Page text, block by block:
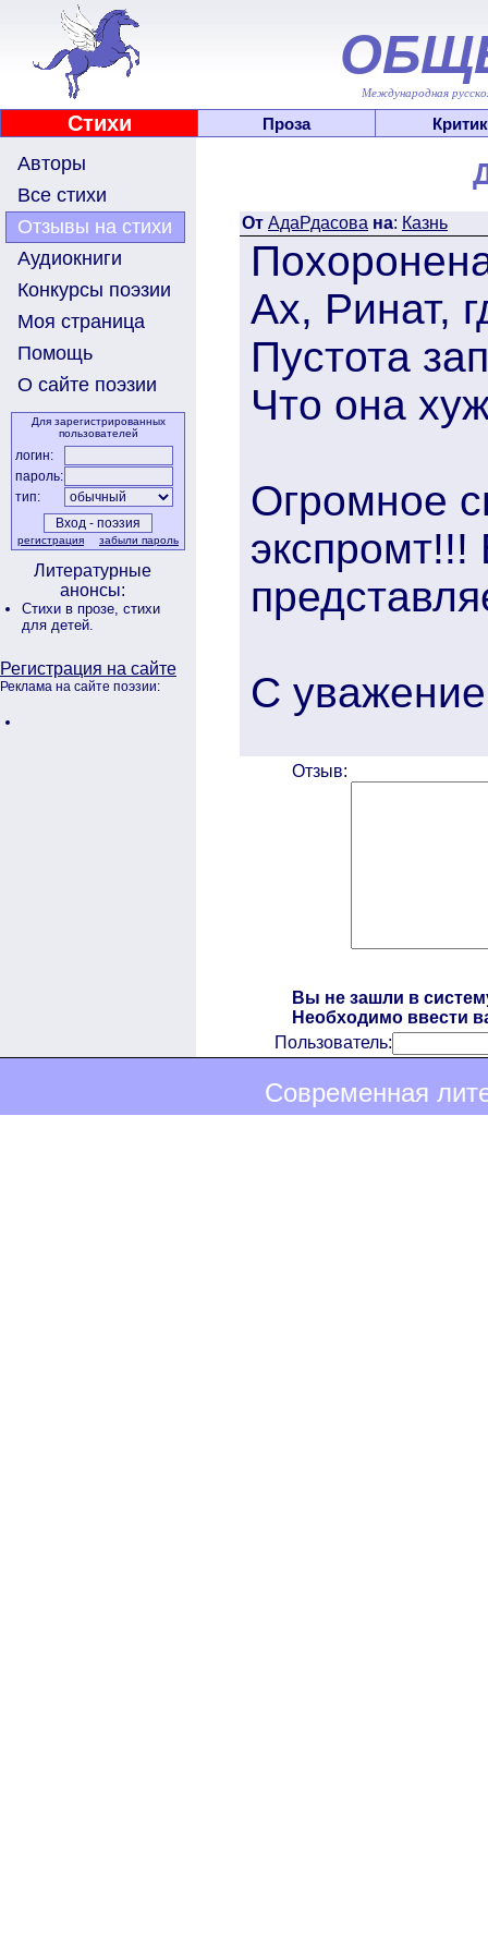
Международная
Стихи Проза
Авторы
Все стихи
Отзывы на стихи
Аудиокниги
Конкурсы поэзии
Моя страница
Помощь
О сайте поэзии
Для зарегистрированных
пользователей
логин:
пароль:
тип:
регистрация забыли пароль
Литературные
анонсы:
Стихи в прозе, стихи
для детей.
Регистрация на сайте
Реклама на сайте поэзии:
От АдаРдасова на: Казнь
Ах, Ринат,
Пустота
Что она
Огромное
С
Отзыв:
Вы не зашли в
Необходимо ввести
Пользователь:
Современная